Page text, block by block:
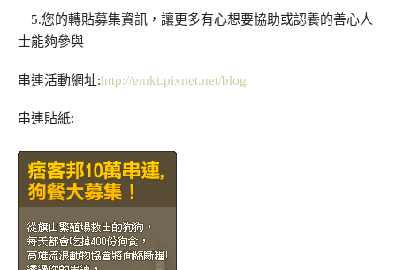
5.您的轉貼募集資訊，讓更多有心想要協助或認養的善心人
士能夠參與
串連活動網址:http://emkt.pixnet.net/blog
串連貼紙: